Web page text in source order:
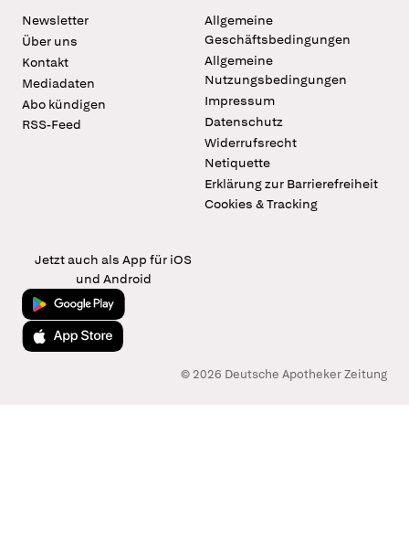
Newsletter
Über uns
Kontakt
Mediadaten
Abo kündigen
RSS-Feed
Allgemeine
Geschäftsbedingungen
Allgemeine
Nutzungsbedingungen
Impressum
Datenschutz
Widerrufsrecht
Netiquette
Erklärung zur Barrierefreiheit
Cookies & Tracking
Jetzt auch als App für iOS
und Android
Jetzt bei Google Play
Laden im App Store
© 2026 Deutsche Apotheker Zeitung